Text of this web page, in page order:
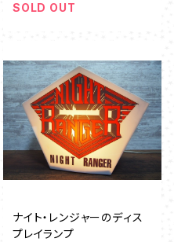
SOLD OUT
ナイト・レンジャーのディス
プレイランプ